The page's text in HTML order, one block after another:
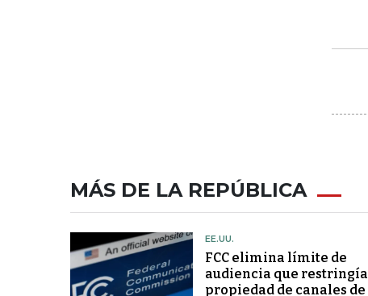
MÁS DE LA REPÚBLICA
EE.UU.
FCC elimina límite de
audiencia que restringía
propiedad de canales de